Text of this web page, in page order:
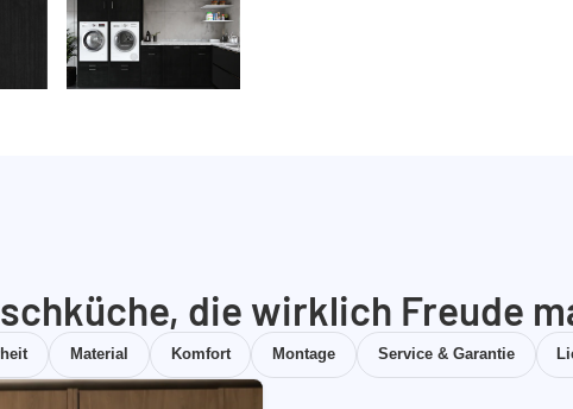
die wirklich Freude
Material Komfort Montage Service & Garantie